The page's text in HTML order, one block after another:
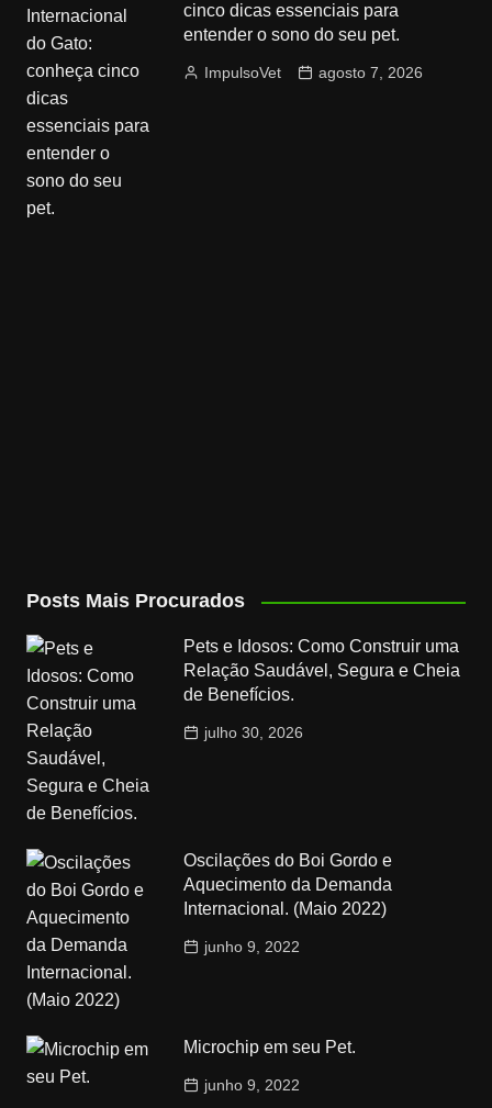
cinco dicas essenciais para
entender o sono do seu pet.
ImpulsoVet agosto 7, 2026
Posts Mais Procurados
Pets e Idosos: Como Construir uma
Relação Saudável, Segura e Cheia
de Benefícios.
julho 30, 2026
Oscilações do Boi Gordo e
Aquecimento da Demanda
Internacional. (Maio 2022)
junho 9, 2022
Microchip em seu Pet.
junho 9, 2022